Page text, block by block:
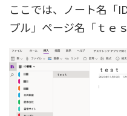
ここでは、ノート名「
プル」ページ名「ｔｅ